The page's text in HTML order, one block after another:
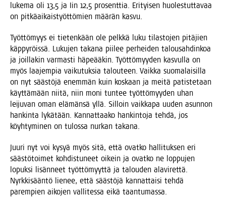
luke­ma oli 13,5 ja Iin 12,5 pro­sent­tia. Eri­tyi­sen huo­les­tut­ta­vaa
on pit­kä­ai­kais­työt­tö­mien mää­rän kasvu.
Työt­tö­myys ei tie­ten­kään ole pelk­kä luku tilas­to­jen pitä­jien
käp­py­röis­sä. Luku­jen taka­na pii­lee per­hei­den talous­ah­din­koa
ja joil­la­kin var­mas­ti häpe­ää­kin. Työt­tö­myy­den kas­vul­la on
myös laa­jem­pia vai­ku­tuk­sia talou­teen. Vaik­ka suo­ma­lai­sil­la
on nyt sääs­tö­jä enem­män kuin kos­kaan ja mei­tä patis­te­taan
käyt­tä­mään nii­tä, niin moni tun­tee työt­tö­myy­den uhan
lei­ju­van oman elä­män­sä yllä. Sil­loin vaik­ka­pa uuden asun­non
han­kin­ta lykä­tään. Kan­nat­taa­ko han­kin­to­ja teh­dä, jos
köyh­ty­mi­nen on tulos­sa nur­kan takana.
Juu­ri nyt voi kysyä myös sitä, että ovat­ko hal­li­tuk­sen eri
sääs­tö­toi­met koh­dis­tu­neet oikein ja ovat­ko ne lop­pu­jen
lopuk­si lisän­neet työt­tö­myyt­tä ja talou­den ala­vi­ret­tä.
Nyrk­ki­sään­tö lie­nee, että sääs­tö­jä kan­nat­tai­si teh­dä
parem­pien aiko­jen val­li­tes­sa eikä taantumassa.